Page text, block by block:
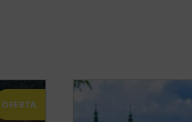
OFERTA